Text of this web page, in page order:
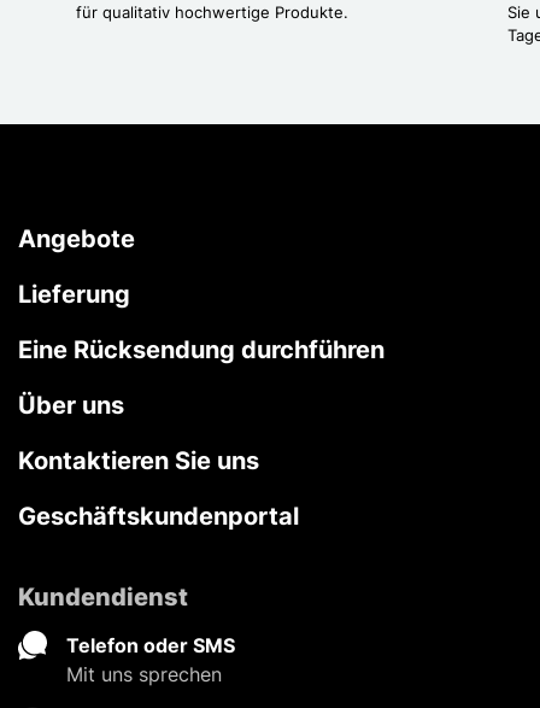
für qualitativ hochwertige Produkte.
Sie
Angebote
Lieferung
Eine Rücksendung durchführen
Über uns
Kontaktieren Sie uns
Geschäftskundenportal
Kundendienst
Telefon oder SMS
Mit uns sprechen